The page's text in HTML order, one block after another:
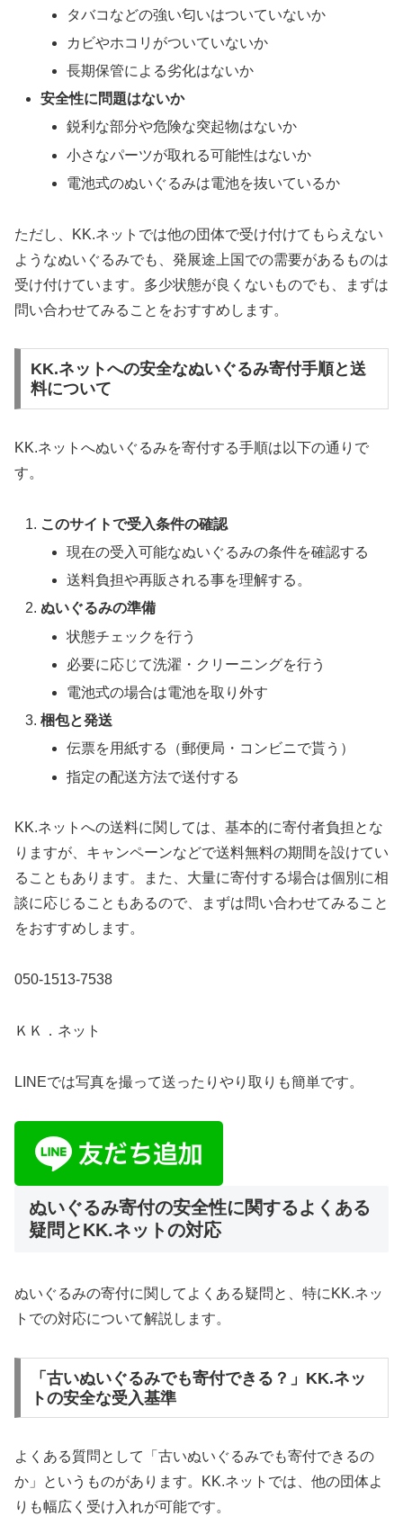
タバコなどの強い匂いはついていないか
カビやホコリがついていないか
長期保管による劣化はないか
安全性に問題はないか
鋭利な部分や危険な突起物はないか
小さなパーツが取れる可能性はないか
電池式のぬいぐるみは電池を抜いているか
ただし、KK.ネットでは他の団体で受け付けてもらえない
ようなぬいぐるみでも、発展途上国での需要があるものは
受け付けています。多少状態が良くないものでも、まずは
問い合わせてみることをおすすめします。
KK.ネットへの安全なぬいぐるみ寄付手順と送
料について
KK.ネットへぬいぐるみを寄付する手順は以下の通りで
す。
このサイトで受入条件の確認
現在の受入可能なぬいぐるみの条件を確認する
送料負担や再販される事を理解する。
ぬいぐるみの準備
状態チェックを行う
必要に応じて洗濯・クリーニングを行う
電池式の場合は電池を取り外す
梱包と発送
伝票を用紙する（郵便局・コンビニで貰う）
指定の配送方法で送付する
KK.ネットへの送料に関しては、基本的に寄付者負担とな
りますが、キャンペーンなどで送料無料の期間を設けてい
ることもあります。また、大量に寄付する場合は個別に相
談に応じることもあるので、まずは問い合わせてみること
をおすすめします。
050-1513-7538
ＫＫ．ネット
LINEでは写真を撮って送ったりやり取りも簡単です。
ぬいぐるみ寄付の安全性に関するよくある
疑問とKK.ネットの対応
ぬいぐるみの寄付に関してよくある疑問と、特にKK.ネッ
トでの対応について解説します。
「古いぬいぐるみでも寄付できる？」KK.ネッ
トの安全な受入基準
よくある質問として「古いぬいぐるみでも寄付できるの
か」というものがあります。KK.ネットでは、他の団体よ
りも幅広く受け入れが可能です。